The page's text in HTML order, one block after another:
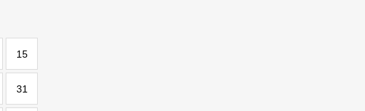
15
31